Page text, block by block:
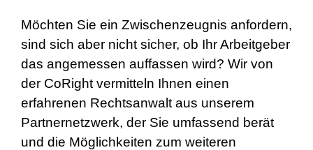
Möchten Sie ein Zwischenzeugnis anfordern,
sind sich aber nicht sicher, ob Ihr Arbeitgeber
das angemessen auffassen wird? Wir von
der CoRight vermitteln Ihnen einen
erfahrenen Rechtsanwalt aus unserem
Partnernetzwerk, der Sie umfassend berät
und die Möglichkeiten zum weiteren